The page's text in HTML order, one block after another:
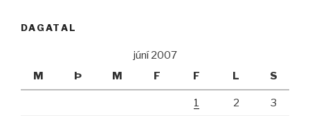
DAGATAL
júní 2007
M
Þ M F F L S
1 2 3